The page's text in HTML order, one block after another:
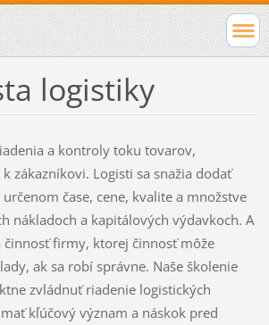
logistiky
a kontroly toku tovarov,
zákazníkovi. Logisti sa snažia dodať
čase, cene, kvalite a množstve
nákladoch a kapitálových výdavkoch. A
činnosť firmy, ktorej činnosť môže
ak sa robí správne. Naše školenie
zvládnuť riadenie logistických
kľúčový význam a náskok pred